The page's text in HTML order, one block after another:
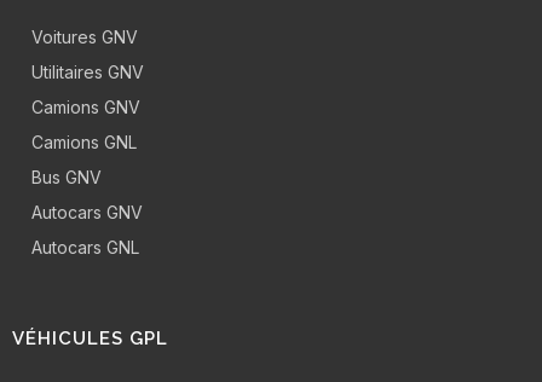
Voitures GNV
Utilitaires GNV
Camions GNV
Camions GNL
Bus GNV
Autocars GNV
Autocars GNL
VÉHICULES GPL